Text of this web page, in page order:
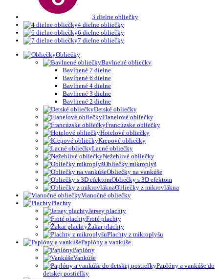
3 dielne obliečky
4 dielne obliečky
6 dielne obliečky
7 dielne obliečky
Obliečky
Bavlnené obliečky
Bavlnené 7 dielne
Bavlnené 6 dielne
Bavlnené 4 dielne
Bavlnené 3 dielne
Bavlnené 2 dielne
Detské obliečky
Flanelové obliečky
Francúzske obliečky
Hotelové obliečky
Krepové obliečky
Lacné obliečky
Nežehlivé obliečky
Obliečky mikroplyš
Obliečky na vankúše
Obliečky s 3D efektom
Obliečky z mikrovlákna
Vianočné obliečky
Plachty
Jersey plachty
Froté plachty
Žakar plachty
Plachty z mikroplyšu
Paplóny a vankúše
Paplóny
Vankúše
Paplóny a vankúše do
detskej postieľky